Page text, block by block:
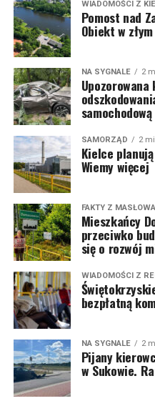
WIADOMOŚCI Z
Pomost nad
Obiekt w
NA SYGNALE 2
SAMORZĄD 2
Kielce
Wiemy więcej
FAKTY Z MASŁOWA
Mieszkańcy
przeciwko
się o rozwój
WIADOMOŚCI Z
bezpłatną
NA SYGNALE 2
Pijany
w Sukowie.